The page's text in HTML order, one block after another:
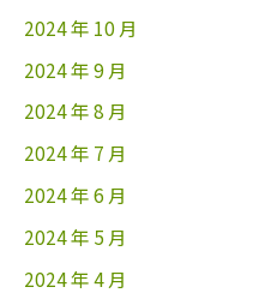
2024 年 10 月
2024 年 9 月
2024 年 8 月
2024 年 7 月
2024 年 6 月
2024 年 5 月
2024 年 4 月